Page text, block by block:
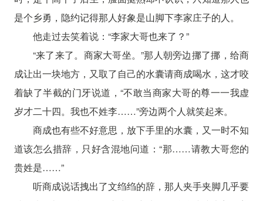
是个乡勇，隐约记得那人好象是山脚下李家庄子的人。
他走过去笑着说：“李家大哥也来了？”
“来了来了。商家大哥坐。”那人朝旁边挪了挪，给商
成让出一块地方，又取了自己的水囊请商成喝水，这才咬
着缺了半截的门牙说道，“不敢当商家大哥的尊一一我虚
岁才二十四。我也不姓李……”旁边两个人就笑起来。
商成也有些不好意思，放下手里的水囊，又一时不知
道该怎么措辞，只好含混地问道：“那……请教大哥您的
贵姓是……”
听商成说话拽出了文绉绉的辞，那人夹手夹脚几乎要